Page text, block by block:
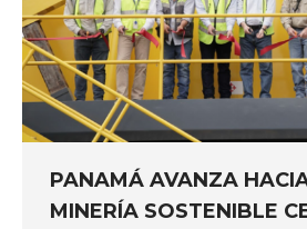
PANAMÁ AVANZA
MINERÍA SOSTENIBLE